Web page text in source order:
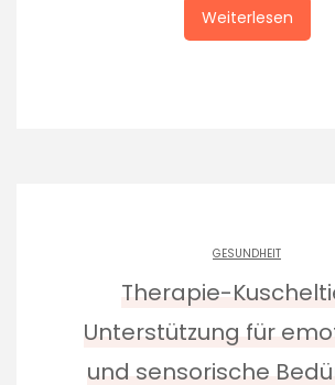
Weiterlesen
GESUNDHEIT
Therapie-
Unterstützung für
und sensorische